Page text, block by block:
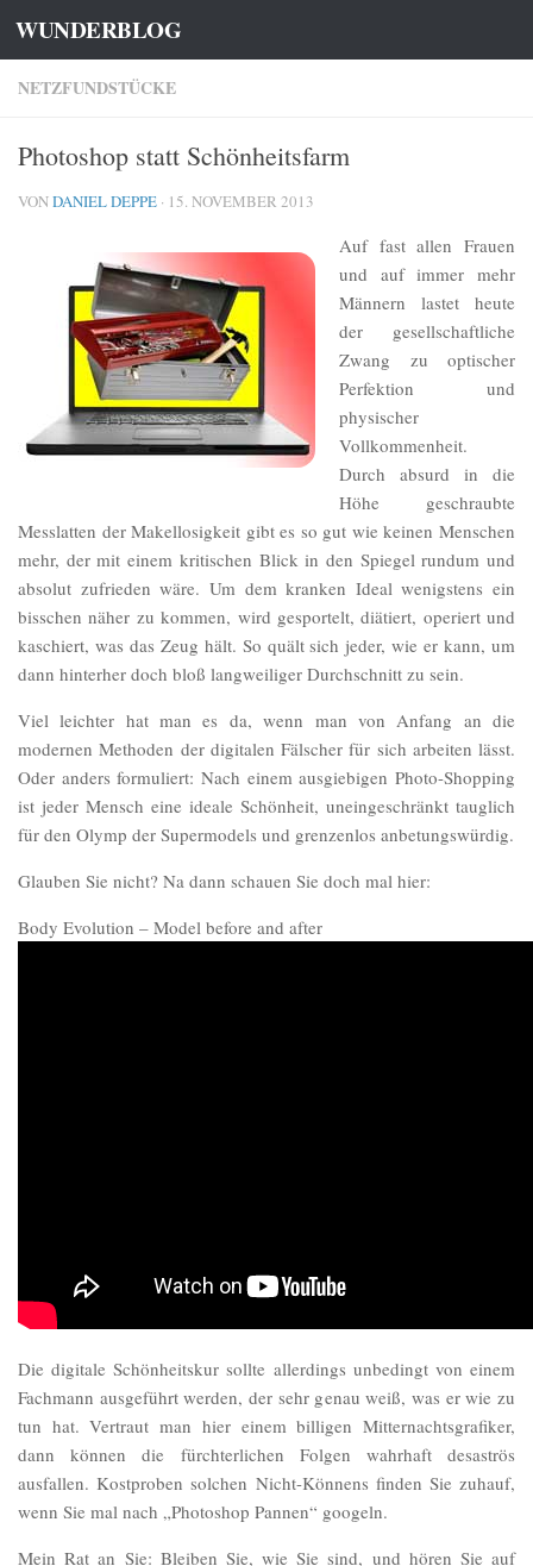
Zum Inhalt springen
WUNDERBLOG
NETZFUNDSTÜCKE
Photoshop statt Schönheitsfarm
VONDANIEL DEPPE · 15. NOVEMBER 2013
Auf fast allen Frauen
und auf immer mehr
Männern lastet heute
der gesellschaftliche
Zwang zu optischer
Perfektion und
physischer
Vollkommenheit.
Durch absurd in die
Höhe geschraubte
Messlatten der Makellosigkeit gibt es so gut wie keinen Menschen
mehr, der mit einem kritischen Blick in den Spiegel rundum und
absolut zufrieden wäre. Um dem kranken Ideal wenigstens ein
bisschen näher zu kommen, wird gesportelt, diätiert, operiert und
kaschiert, was das Zeug hält. So quält sich jeder, wie er kann, um
dann hinterher doch bloß langweiliger Durchschnitt zu sein.
Viel leichter hat man es da, wenn man von Anfang an die
modernen Methoden der digitalen Fälscher für sich arbeiten lässt.
Oder anders formuliert: Nach einem ausgiebigen Photo-Shopping
ist jeder Mensch eine ideale Schönheit, uneingeschränkt tauglich
für den Olymp der Supermodels und grenzenlos anbetungswürdig.
Glauben Sie nicht? Na dann schauen Sie doch mal hier:
Body Evolution – Model before and after
Die digitale Schönheitskur sollte allerdings unbedingt von einem
Fachmann ausgeführt werden, der sehr genau weiß, was er wie zu
tun hat. Vertraut man hier einem billigen Mitternachtsgrafiker,
dann können die fürchterlichen Folgen wahrhaft desaströs
ausfallen. Kostproben solchen Nicht-Könnens finden Sie zuhauf,
wenn Sie mal nach „Photoshop Pannen“ googeln.
Mein Rat an Sie: Bleiben Sie, wie Sie sind, und hören Sie auf